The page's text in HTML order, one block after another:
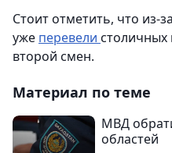
Стоит отметить, что из-
уже перевели
второй смен.
Материал по теме
МВД
областей